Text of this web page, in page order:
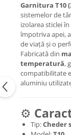
Garnitura T10
sistemelor de
izolarea sticlei
împotriva apei,
de viață și o
Fabricată din
temperatură,
compatibilitate
aluminiu
⚙️
Tip:Cheder